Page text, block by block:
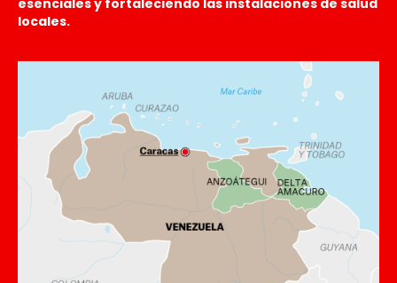
esenciales y fortaleciendo las instalaciones de salud
locales.